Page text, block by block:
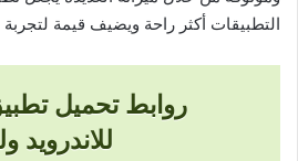
التطبيقات أكثر راحة ويضيف قيمة
للاندرويد